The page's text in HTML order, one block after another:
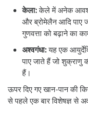
केला:केले में अनेक
और ब्रोमेलैन आदि पाए
गुणवत्ता को बढ़ाने का
अश्वगंधा:यह एक
पाए जाते हैं जो शुक्राणु
हैं।
ऊपर दिए गए खान-पान की
से पहले एक बार विशेषज्ञ से